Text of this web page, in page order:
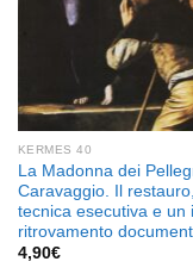
KERMES 40
La Madonna dei
Caravaggio. Il
tecnica esecutiva e un
ritrovamento
4,90€